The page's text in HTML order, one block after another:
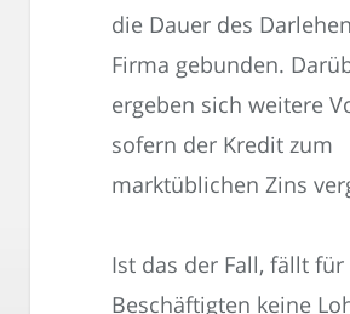
die Dauer des
Firma gebunden.
ergeben sich weitere
sofern der Kredit zum
marktüblichen Zins
Ist das der Fall, fällt für
Beschäftigten keine